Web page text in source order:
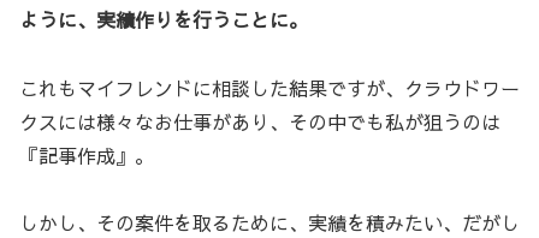
ように、実績作りを行うことに。
これもマイフレンドに相談した結果ですが、クラウドワー
クスには様々なお仕事があり、その中でも私が狙うのは
『記事作成』。
しかし、その案件を取るために、実績を積みたい、だがし